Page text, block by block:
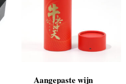
Aangepaste wijn